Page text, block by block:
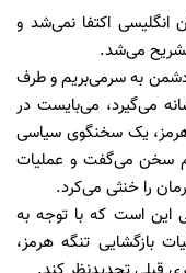
انگلیسی اکتفا نمی‌شد و
می‌شد.
دشمن به سرمی‌بریم و طرف
می‌گیرد، می‌بایست در
هرمز، یک سخنگوی سیاسی
سخن می‌گفت و عملیات
را خنثی می‌کرد.
این است که با توجه به
بازگشایی تنگه هرمز،